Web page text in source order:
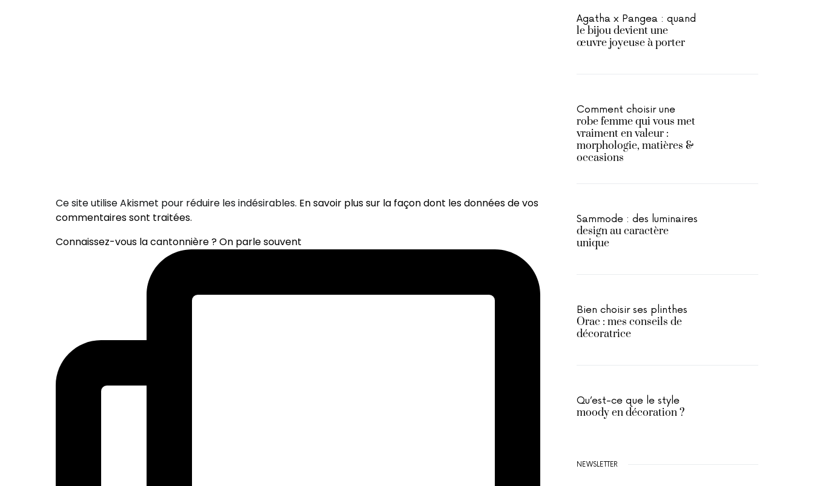
Ce site utilise Akismet pour réduire les indésirables. En savoir plus sur la façon dont les données de vos
commentaires sont traitées.
Connaissez-vous la cantonnière ? On parle souvent
Agatha x Pangea : quand
le bijou devient une
œuvre joyeuse à porter
Comment choisir une
robe femme qui vous met
vraiment en valeur :
morphologie, matières &
occasions
Sammode : des luminaires
design au caractère
unique
Bien choisir ses plinthes
Orac : mes conseils de
décoratrice
Qu’est-ce que le style
moody en décoration ?
NEWSLETTER